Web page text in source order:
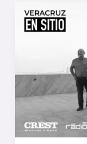
En
Sitio